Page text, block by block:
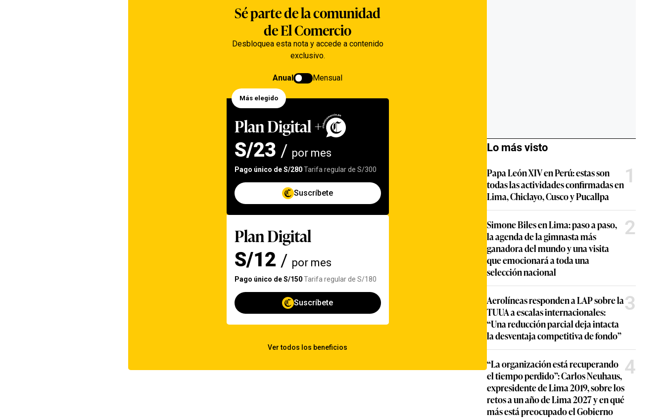
Lo más visto
Papa León XIV en Perú: estas son
todas las actividades confirmadas en
Lima, Chiclayo, Cusco y Pucallpa
1
Simone Biles en Lima: paso a paso,
la agenda de la gimnasta más
ganadora del mundo y una visita
que emocionará a toda una
selección nacional
2
Aerolíneas responden a LAP sobre la
TUUA a escalas internacionales:
“Una reducción parcial deja intacta
la desventaja competitiva de fondo”
3
“La organización está recuperando
el tiempo perdido”: Carlos Neuhaus,
expresidente de Lima 2019, sobre los
retos a un año de Lima 2027 y en qué
más está preocupado el Gobierno
4